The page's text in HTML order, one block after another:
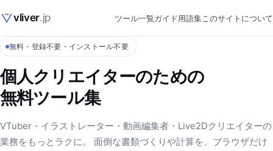
vliver.jp ツール一覧ガイド用語集このサイトについて
無料・登録不要・インストール不要
個人クリエイターのための
無料ツール集
VTuber・イラストレーター・動画編集者・Live2Dクリエイターの
業務をもっとラクに。 面倒な書類づくりや計算を、ブラウザだけ